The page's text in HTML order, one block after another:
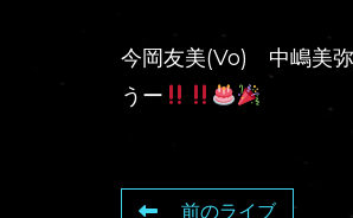
今岡友美(Vo) 中嶋美
うー
前のライブ